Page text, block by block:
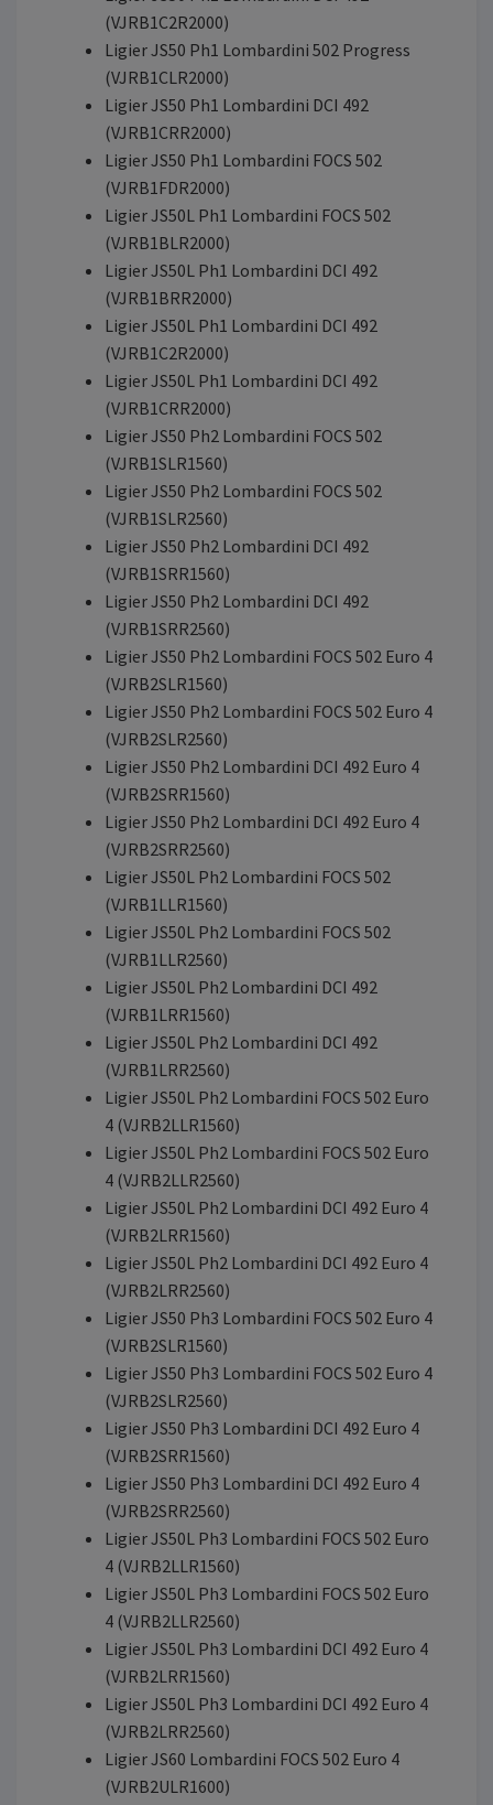
(VJRB1C2R2000)
Ligier JS50 Ph1 Lombardini 502 Progress
(VJRB1CLR2000)
Ligier JS50 Ph1 Lombardini DCI 492
(VJRB1CRR2000)
Ligier JS50 Ph1 Lombardini FOCS 502
(VJRB1FDR2000)
Ligier JS50L Ph1 Lombardini FOCS 502
(VJRB1BLR2000)
Ligier JS50L Ph1 Lombardini DCI 492
(VJRB1BRR2000)
Ligier JS50L Ph1 Lombardini DCI 492
(VJRB1C2R2000)
Ligier JS50L Ph1 Lombardini DCI 492
(VJRB1CRR2000)
Ligier JS50 Ph2 Lombardini FOCS 502
(VJRB1SLR1560)
Ligier JS50 Ph2 Lombardini FOCS 502
(VJRB1SLR2560)
Ligier JS50 Ph2 Lombardini DCI 492
(VJRB1SRR1560)
Ligier JS50 Ph2 Lombardini DCI 492
(VJRB1SRR2560)
Ligier JS50 Ph2 Lombardini FOCS 502 Euro 4
(VJRB2SLR1560)
Ligier JS50 Ph2 Lombardini FOCS 502 Euro 4
(VJRB2SLR2560)
Ligier JS50 Ph2 Lombardini DCI 492 Euro 4
(VJRB2SRR1560)
Ligier JS50 Ph2 Lombardini DCI 492 Euro 4
(VJRB2SRR2560)
Ligier JS50L Ph2 Lombardini FOCS 502
(VJRB1LLR1560)
Ligier JS50L Ph2 Lombardini FOCS 502
(VJRB1LLR2560)
Ligier JS50L Ph2 Lombardini DCI 492
(VJRB1LRR1560)
Ligier JS50L Ph2 Lombardini DCI 492
(VJRB1LRR2560)
Ligier JS50L Ph2 Lombardini FOCS 502 Euro
4 (VJRB2LLR1560)
Ligier JS50L Ph2 Lombardini FOCS 502 Euro
4 (VJRB2LLR2560)
Ligier JS50L Ph2 Lombardini DCI 492 Euro 4
(VJRB2LRR1560)
Ligier JS50L Ph2 Lombardini DCI 492 Euro 4
(VJRB2LRR2560)
Ligier JS50 Ph3 Lombardini FOCS 502 Euro 4
(VJRB2SLR1560)
Ligier JS50 Ph3 Lombardini FOCS 502 Euro 4
(VJRB2SLR2560)
Ligier JS50 Ph3 Lombardini DCI 492 Euro 4
(VJRB2SRR1560)
Ligier JS50 Ph3 Lombardini DCI 492 Euro 4
(VJRB2SRR2560)
Ligier JS50L Ph3 Lombardini FOCS 502 Euro
4 (VJRB2LLR1560)
Ligier JS50L Ph3 Lombardini FOCS 502 Euro
4 (VJRB2LLR2560)
Ligier JS50L Ph3 Lombardini DCI 492 Euro 4
(VJRB2LRR1560)
Ligier JS50L Ph3 Lombardini DCI 492 Euro 4
(VJRB2LRR2560)
Ligier JS60 Lombardini FOCS 502 Euro 4
(VJRB2ULR1600)